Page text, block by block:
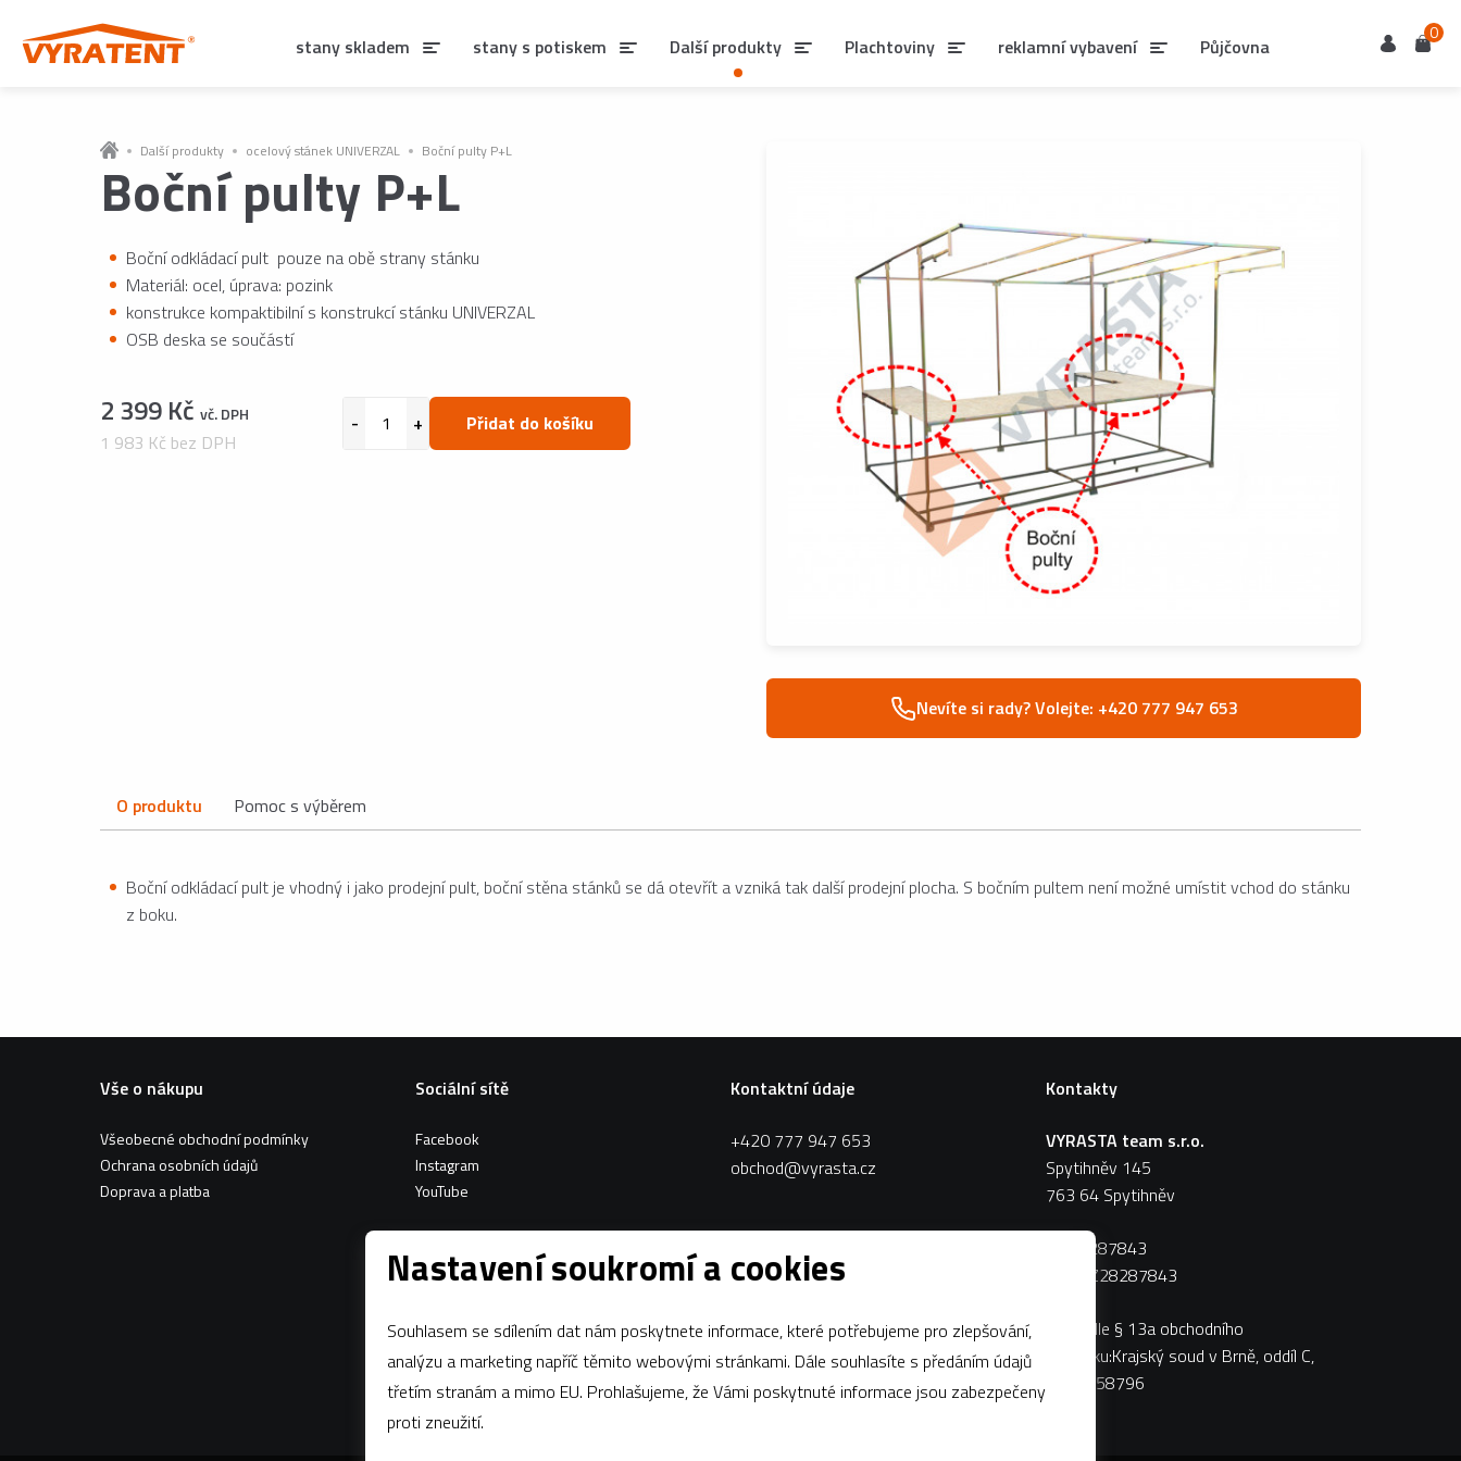
Další produkty ocelový stánek UNIVERZAL Boční pulty P+L
Boční pulty P+L
Boční odkládací pult pouze na obě strany stánku
Materiál: ocel, úprava: pozink
konstrukce kompaktibilní s konstrukcí stánku UNIVERZAL
OSB deska se součástí
2 399 Kč vč. DPH
1 983 Kč bez DPH
Přidat do košíku
Nevíte si rady? Volejte: +420 777 947 653
O produktu Pomoc s výběrem
Boční odkládací pult je vhodný i jako prodejní pult, boční stěna stánků se dá otevřít a vzniká tak další prodejní plocha. S bočním pultem není možné umístit vchod do stánku
z boku.
Vše o nákupu
Všeobecné obchodní podmínky
Ochrana osobních údajů
Doprava a platba
Sociální sítě
Facebook
Instagram
YouTube
Kontaktní údaje
+420 777 947 653
obchod@vyrasta.cz
Kontakty
VYRASTA team s.r.o.
Spytihněv 145
763 64 Spytihněv
28287843
CZ28287843
Zápis dle § 13a obchodního
zákoníku:Krajský soud v Brně, oddíl C,
vložka 58796
stany skladem stany s potiskem Další produkty Plachtoviny reklamní vybavení Půjčovna UživatelKošík
0
Nastavení soukromí a cookies
Souhlasem se sdílením dat nám poskytnete informace, které potřebujeme pro zlepšování,
analýzu a marketing napříč těmito webovými stránkami. Dále souhlasíte s předáním údajů
třetím stranám a mimo EU. Prohlašujeme, že Vámi poskytnuté informace jsou zabezpečeny
proti zneužití.